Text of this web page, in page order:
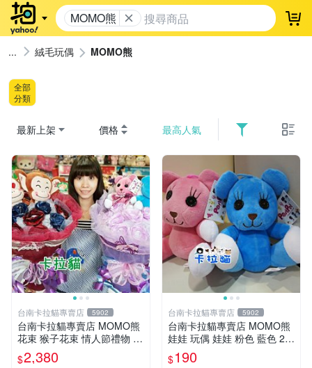
MOMO熊 登
絨毛玩偶 MOMO熊
全部
分類
最新上架 價格 最高人氣
台南卡拉貓專賣店 5902
台南卡拉貓專賣店 MOMO熊
花束 猴子花束 情人節禮物 二
選一 可繡字 可今天寄明天到
$2,380
台南卡拉貓專賣店 5902
台南卡拉貓專賣店 MOMO熊
娃娃 玩偶 娃娃 粉色 藍色 2色
分售
$190